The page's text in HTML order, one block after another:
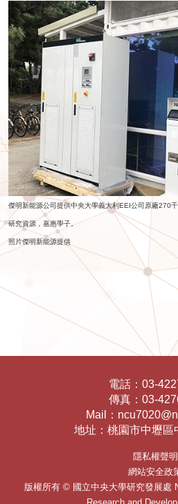
傑明新能源公司提供中央大學義大利EEI公司原廠270
研究資源，嘉惠學子。
照片傑明新能源提供
電話： 03-
傳真： 03-
Mail：
地址： 桃園市中壢區
隱私權聲明
網站安全政
版權所有 © 國立中央大學研究發展處